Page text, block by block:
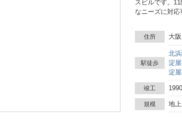
スビルです。
なニーズに対応
り、交通アクセ
阪空港へは約
です。また、
線を利用した接続も便利です。 ビル内の
は3ウェイフロ
調システムを
設置されてい
環境を確保し
スムーズです。 さらに、ビルは駐車場を併設しており、40台分の収容が可能で、車で
住所 大
駅徒歩
北浜
淀
淀
竣工
規模 地